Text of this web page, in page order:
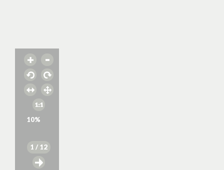
10%
1 / 12